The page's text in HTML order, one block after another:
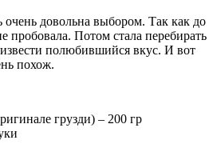
очень довольна выбором. Так как до
пробовала. Потом стала перебирать
полюбившийся вкус. И вот
похож.
грузди) – 200 гр